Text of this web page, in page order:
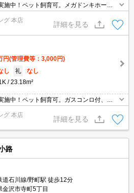
施中！ペット飼育可。メガドンキホーテ
町駅まで徒歩5分、最寄りのバス停まで徒
です。
グ 本店
詳細を見る
円(管理費等：3,000円)
し 礼
なし
23.18m²
施中！ペット飼育可。ガスコンロ付、バ
ホーテまで1200ｍ徒歩15分。野町駅まで
まで徒歩7分、乗車21分で金沢駅です。
グ 本店
詳細を見る
路
道石川線/野町駅 徒歩12分
金沢市寺町5丁目